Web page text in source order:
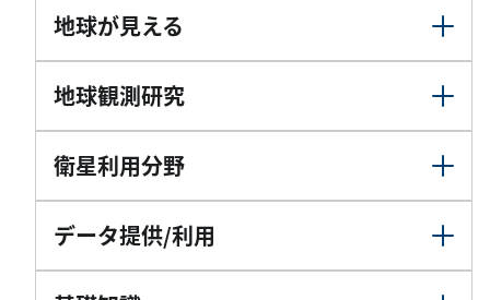
地球が見える
地球観測研究
衛星利用分野
データ提供/利用